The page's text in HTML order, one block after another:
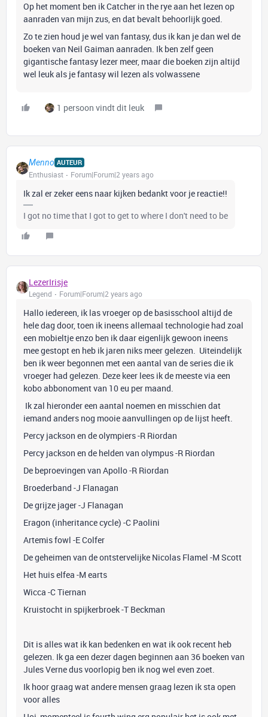
Op het moment ben ik Catcher in the rye aan het lezen op
aanraden van mijn zus, en dat bevalt behoorlijk goed.
Zo te zien houd je wel van fantasy, dus ik kan je dan wel de
boeken van Neil Gaiman aanraden. Ik ben zelf geen
gigantische fantasy lezer meer, maar die boeken zijn altijd
wel leuk als je fantasy wil lezen als volwassene
1 persoon vindt dit leuk
Menno AUTEUR
Enthusiast Forum|Forum|2 years ago
Ik zal er zeker eens naar kijken bedankt voor je reactie!!
I got no time that I got to get to where I don't need to be
LezerIrisje
Legend Forum|Forum|2 years ago
Hallo iedereen, ik las vroeger op de basisschool altijd de
hele dag door, toen ik ineens allemaal technologie had zoal
een mobieltje enzo ben ik daar eigenlijk gewoon ineens
mee gestopt en heb ik jaren niks meer gelezen. Uiteindelijk
ben ik weer begonnen met een aantal van de series die ik
vroeger had gelezen. Deze keer lees ik de meeste via een
kobo abbonoment van 10 eu per maand.
Ik zal hieronder een aantal noemen en misschien dat
iemand anders nog mooie aanvullingen op de lijst heeft.
Percy jackson en de olympiers -R Riordan
Percy jackson en de helden van olympus -R Riordan
De beproevingen van Apollo -R Riordan
Broederband -J Flanagan
De grijze jager -J Flanagan
Eragon (inheritance cycle) -C Paolini
Artemis fowl -E Colfer
De geheimen van de ontstervelijke Nicolas Flamel -M Scott
Het huis elfea -M earts
Wicca -C Tiernan
Kruistocht in spijkerbroek -T Beckman
Dit is alles wat ik kan bedenken en wat ik ook recent heb
gelezen. Ik ga een dezer dagen beginnen aan 36 boeken van
Jules Verne dus voorlopig ben ik nog wel even zoet.
Ik hoor graag wat andere mensen graag lezen ik sta open
voor alles